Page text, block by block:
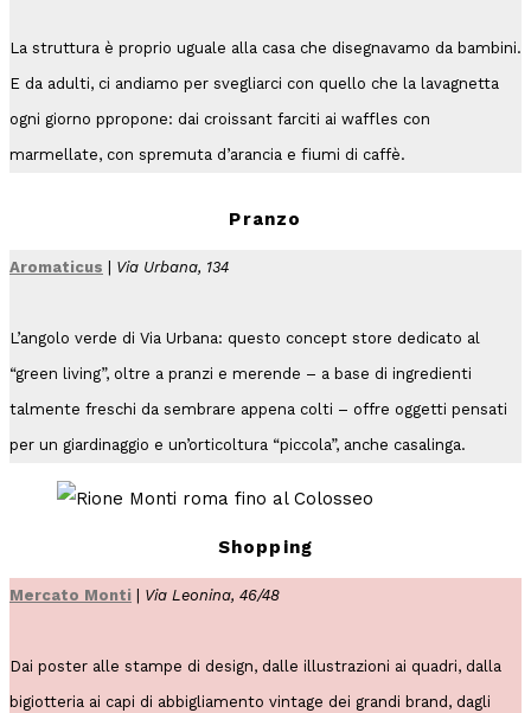
La struttura è proprio uguale alla casa che disegnavamo da bambini.
E da adulti, ci andiamo per svegliarci con quello che la lavagnetta
ogni giorno ppropone: dai croissant farciti ai waffles con
marmellate, con spremuta d’arancia e fiumi di caffè.
Pranzo
Aromaticus Via Urbana, 134
L’angolo verde di Via Urbana: questo concept store dedicato al
“green living”, oltre a pranzi e merende – a base di ingredienti
talmente freschi da sembrare appena colti – offre oggetti pensati
per un giardinaggio e un’orticoltura “piccola”, anche casalinga.
Shopping
Mercato Monti Via Leonina, 46/48
Dai poster alle stampe di design, dalle illustrazioni ai quadri, dalla
bigiotteria ai capi di abbigliamento vintage dei grandi brand, dagli